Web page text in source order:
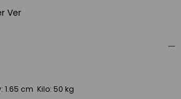
Ver
1.65 cm Kilo: 50 kg